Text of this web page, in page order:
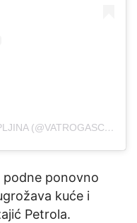
OBJAVU DIJELI VATROGASCI ČAPLJINA (@VATROGASCI_CAPLJINA)
podne ponovno
kuće i
Petrola.